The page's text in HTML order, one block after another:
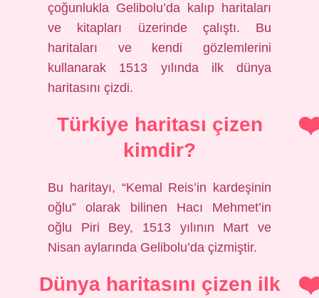
çoğunlukla Gelibolu’da kalıp haritaları
ve kitapları üzerinde çalıştı. Bu
haritaları ve kendi gözlemlerini
kullanarak 1513 yılında ilk dünya
haritasını çizdi.
Türkiye haritası çizen
kimdir?
Bu haritayı, “Kemal Reis’in kardeşinin
oğlu” olarak bilinen Hacı Mehmet’in
oğlu Piri Bey, 1513 yılının Mart ve
Nisan aylarında Gelibolu’da çizmiştir.
Dünya haritasını çizen ilk